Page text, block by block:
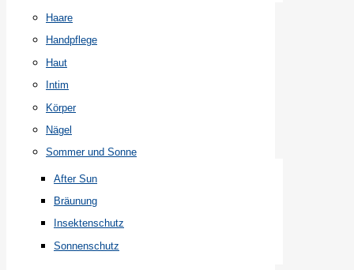
Haare
Handpflege
Haut
Intim
Körper
Nägel
Sommer und Sonne
After Sun
Bräunung
Insektenschutz
Sonnenschutz